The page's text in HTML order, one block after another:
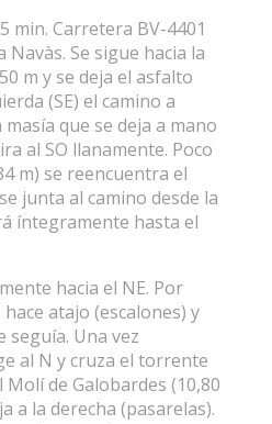
min. Carretera BV-4401
Navàs. Se sigue hacia la
m y se deja el asfalto
(SE) el camino a
que se deja a mano
al SO llanamente. Poco
m) se reencuentra el
junta al camino desde la
íntegramente hasta el
hacia el NE. Por
atajo (escalones) y
seguía. Una vez
al N y cruza el torrente
de Galobardes (10,80
a la derecha (pasarelas).